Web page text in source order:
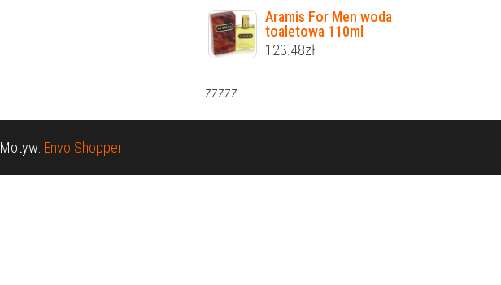
Aramis For Men woda
toaletowa 110ml
123.48zł
zzzzz
Motyw: Envo Shopper